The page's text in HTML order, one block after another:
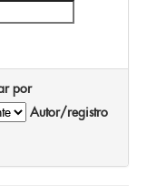
por
Autor/registro